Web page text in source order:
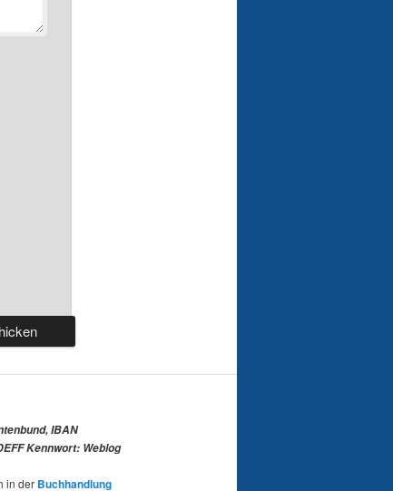
IBAN
Kennwort: Weblog
in der Buchhandlung